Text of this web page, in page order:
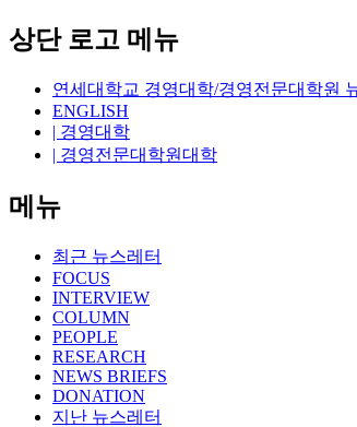
상단 로고 메뉴
연세대학교 경영대학/경영전문대학원
ENGLISH
| 경영대학
| 경영전문대학원대학
메뉴
최근 뉴스레터
FOCUS
INTERVIEW
COLUMN
PEOPLE
RESEARCH
NEWS BRIEFS
DONATION
지난 뉴스레터